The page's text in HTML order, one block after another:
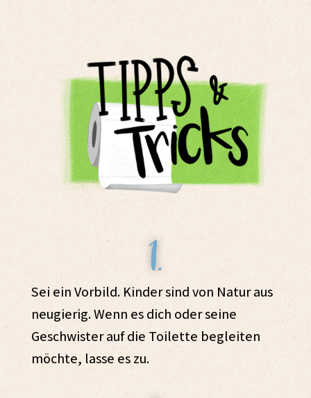
Sei ein Vorbild. Kinder sind von Natur aus
neugierig. Wenn es dich oder seine
Geschwister auf die Toilette begleiten
möchte, lasse es zu.